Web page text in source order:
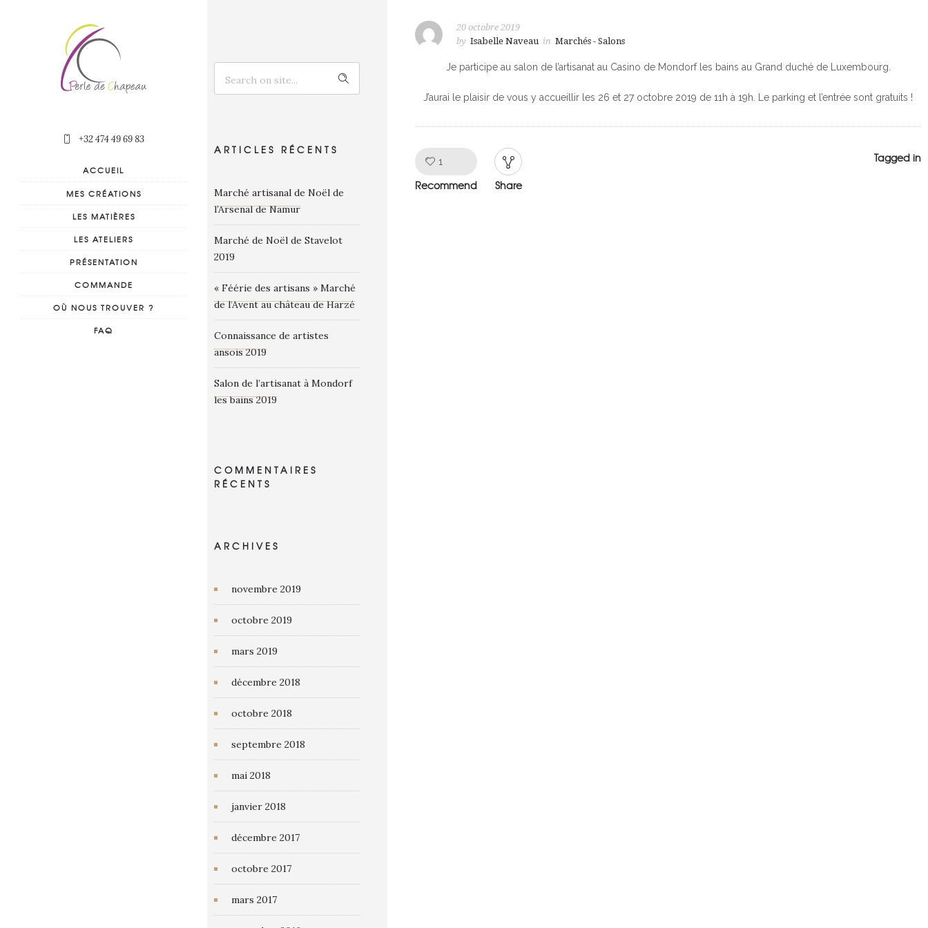
+32 474 49 69 83
ACCUEIL
MES CRÉATIONS
LES MATIÈRES
LES ATELIERS
PRÉSENTATION
COMMANDE
OÙ NOUS TROUVER ?
FAQ
20 octobre 2019
by Isabelle Naveau in Marchés - Salons
Je participe au salon de l’artisanat au Casino de Mondorf les bains au Grand duché de Luxembourg.
J’aurai le plaisir de vous y accueillir les 26 et 27 octobre 2019 de 11h à 19h. Le parking et l’entrée sont gratuits !
1
Recommend Share
Tagged in
ARTICLES RÉCENTS
Marché artisanal de Noël de
l’Arsenal de Namur
Marché de Noël de Stavelot
2019
« Féérie des artisans » Marché
de l’Avent au château de Harzé
Connaissance de artistes
ansois 2019
Salon de l’artisanat à Mondorf
les bains 2019
COMMENTAIRES
RÉCENTS
ARCHIVES
novembre 2019
octobre 2019
mars 2019
décembre 2018
octobre 2018
septembre 2018
mai 2018
janvier 2018
décembre 2017
octobre 2017
mars 2017